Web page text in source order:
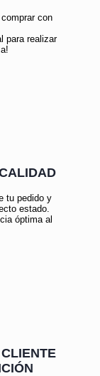
con
para realizar
tu pedido y
estado.
óptima al